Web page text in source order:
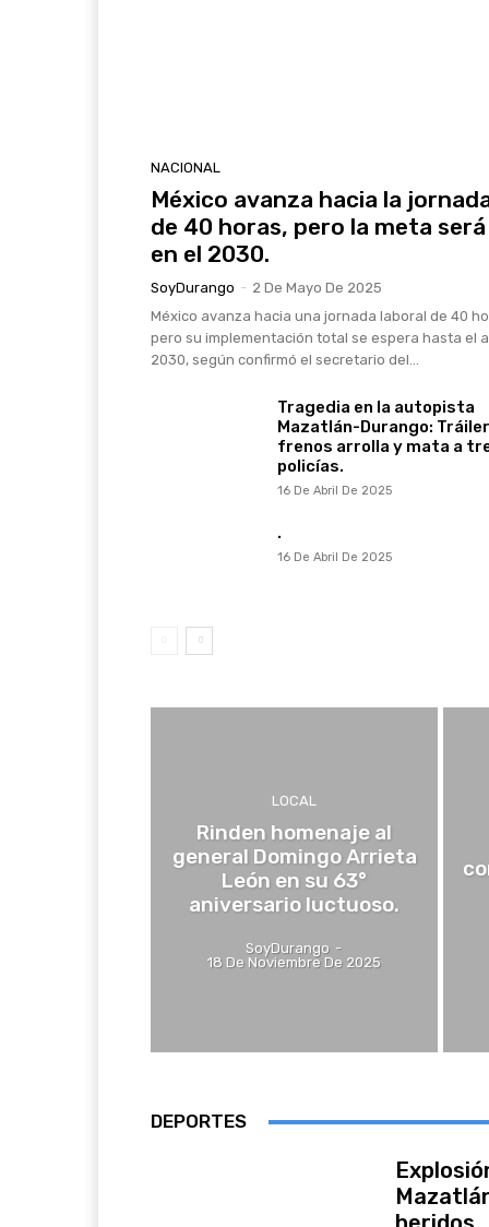
NACIONAL
México avanza hacia la
de 40 horas, pero la meta será
en el 2030.
SoyDurango - 2 De Mayo De 2025
México avanza hacia una jornada laboral de 40
pero su implementación total se espera hasta el
2030, según confirmó el secretario del...
Tragedia en la autopista
Mazatlán-Durango:
frenos arrolla y mata a
policías.
16 De Abril De 2025
.
16 De Abril De 2025
LOCAL
Rinden homenaje al
general Domingo Arrieta
León en su 63°
aniversario luctuoso.
SoyDurango -
18 De Noviembre De 2025
DEPORTES